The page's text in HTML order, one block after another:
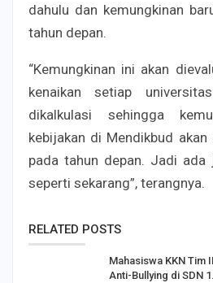
dahulu dan kemungkinan
tahun depan.
“Kemungkinan ini akan
kenaikan setiap
dikalkulasi sehingga
kebijakan di Mendikbud akan
pada tahun depan. Jadi ada
seperti sekarang”, terangnya.
RELATED POSTS
Mahasiswa KKN Tim
Anti-Bullying di SDN